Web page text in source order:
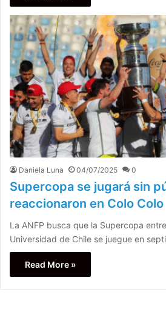
Daniela Luna 04/07/2025 0
Supercopa se jugará sin
reaccionaron en Colo Colo
La ANFP busca que la Supercopa
Universidad de Chile se juegue en
Read More »